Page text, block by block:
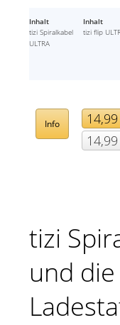
Inhalt
tizi Spiralkabel
ULTRA
Inhalt
tizi flip
Info
14,99
14,99
tizi
und